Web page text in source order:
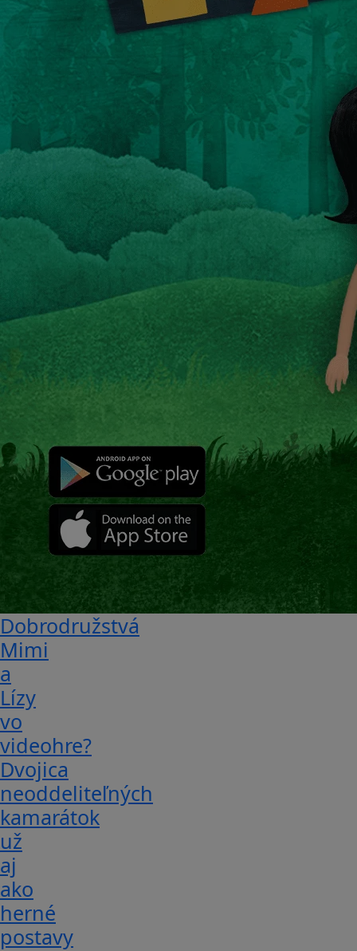
Dobrodružstvá
Mimi
a
Lízy
vo
videohre?
Dvojica
neoddeliteľných
kamarátok
už
aj
ako
herné
postavy